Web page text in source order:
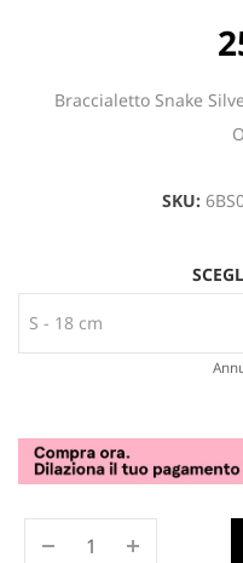
Braccialetto Snake
SKU: